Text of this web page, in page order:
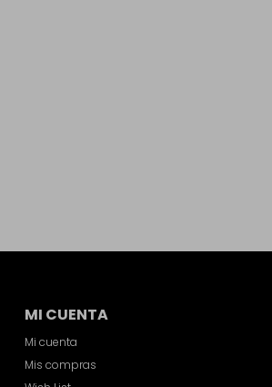
MI CUENTA
Mi cuenta
Mis compras